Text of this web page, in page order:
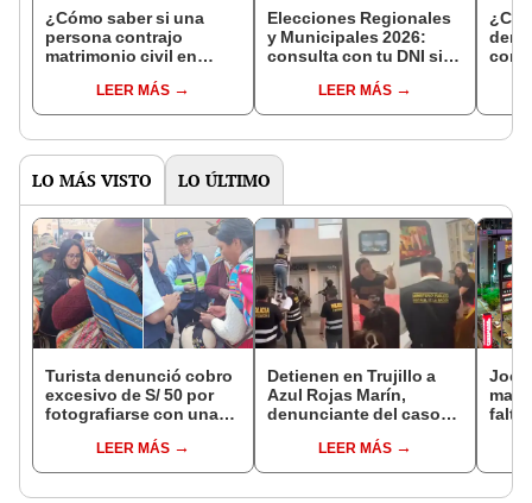
¿Cómo saber si una
persona contrajo
matrimonio civil en
LEER MÁS
Elecciones Regionales
y Municipales 2026:
consulta con tu DNI si
de mesa para este 4 de
octubre en el link oficial
LEER MÁS
con
LO MÁS VISTO LO ÚLTIMO
Turista denunció cobro
excesivo de S/ 50 por
fotografiarse con una
Serenazgo recuperó el
dinero
LEER MÁS
Detienen en Trujillo a
Azul Rojas Marín,
denunciante del caso
policíasLEER MÁS
falta